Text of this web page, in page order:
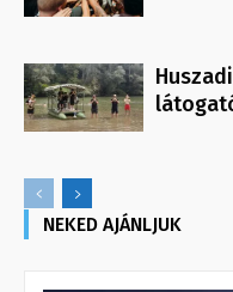
NEKED AJÁNLJUK